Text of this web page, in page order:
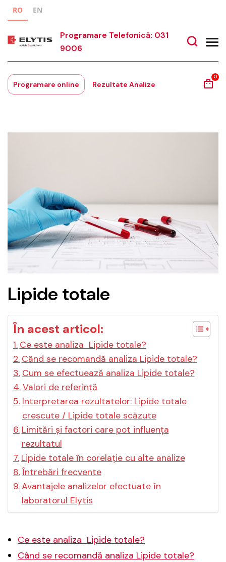
RO EN
Programare Telefonică: 031
9006
Programare online Rezultate Analize
0
Lipide totale
În acest articol:
Ce este analiza Lipide totale?
Când se recomandă analiza Lipide totale?
Cum se efectuează analiza Lipide totale?
Valori de referință
Interpretarea rezultatelor: Lipide totale
crescute / Lipide totale scăzute
Limitări și factori care pot influența
rezultatul
Lipide totale în corelație cu alte analize
Întrebări frecvente
Avantajele analizelor efectuate în
laboratorul Elytis
Ce este analiza Lipide totale?
Când se recomandă analiza Lipide totale?